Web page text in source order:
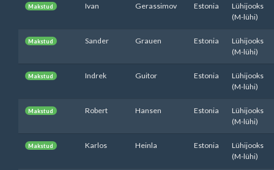
Makstud Ivan Gerassimov Estonia
Lühijooks
(M-lühi)
Makstud Sander Grauen Estonia
Lühijooks
(M-lühi)
Makstud Indrek Guitor Estonia
Lühijooks
(M-lühi)
Makstud Robert Hansen Estonia
Lühijooks
(M-lühi)
Makstud Karlos Heinla Estonia
Lühijooks
(M-lühi)